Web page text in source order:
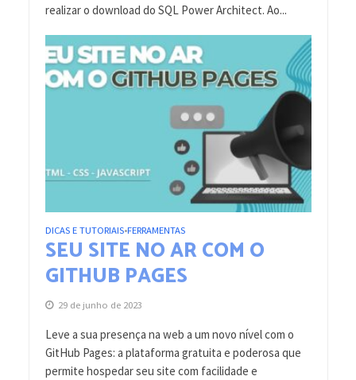
realizar o download do SQL Power Architect. Ao...
DICAS E TUTORIAIS•FERRAMENTAS
SEU SITE NO AR COM O
GITHUB PAGES
29 de junho de 2023
Leve a sua presença na web a um novo nível com o
GitHub Pages: a plataforma gratuita e poderosa que
permite hospedar seu site com facilidade e